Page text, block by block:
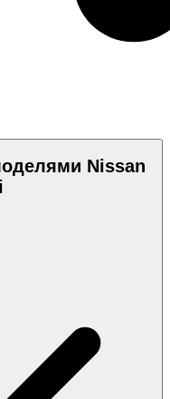
Nissan